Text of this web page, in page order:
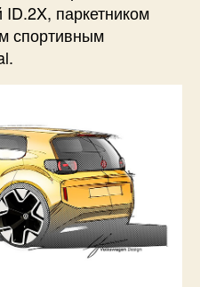
ID.2X, паркетником
спортивным